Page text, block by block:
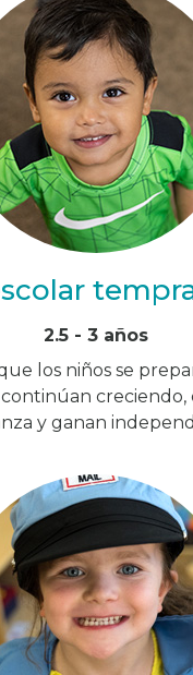
2.5 - 3 años
los niños se
y ganan